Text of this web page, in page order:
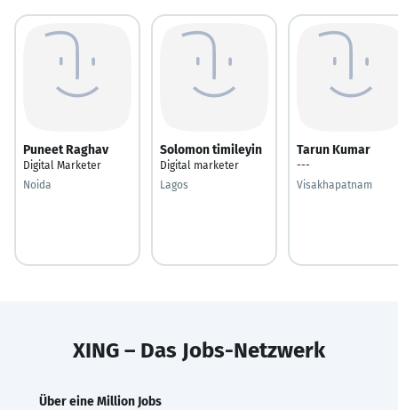
Puneet Raghav
Digital Marketer
Noida
Solomon timileyin
Digital marketer
Lagos
Tarun Kumar
---
Visakhapatnam
XING – Das Jobs-Netzwerk
Über eine Million Jobs